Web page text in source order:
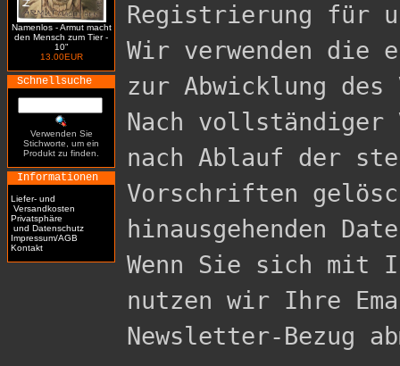
Namenlos - Armut macht
den Mensch zum Tier -
10"
13.00EUR
Schnellsuche
Verwenden Sie
Stichworte, um ein
Produkt zu finden.
Informationen
Liefer- und
Versandkosten
Privatsphäre
und Datenschutz
Impressum/AGB
Kontakt
Registrierung für
Wir verwenden die
zur Abwicklung
Nach vollständiger
nach Ablauf der
Vorschriften
hinausgehenden
Wenn Sie sich mit
nutzen wir Ihre
Newsletter-Bezug